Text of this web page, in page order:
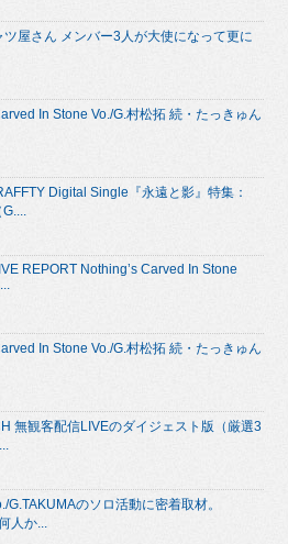
ツ屋さん メンバー3人が大使になって更に
In Stone Vo./G.村松拓 続・たっきゅん
Digital Single『永遠と影』特集：
G....
REPORT Nothing’s Carved In Stone
In Stone Vo./G.村松拓 続・たっきゅん
無観客配信LIVEのダイジェスト版（厳選3
G.TAKUMAのソロ活動に密着取材。
人か...